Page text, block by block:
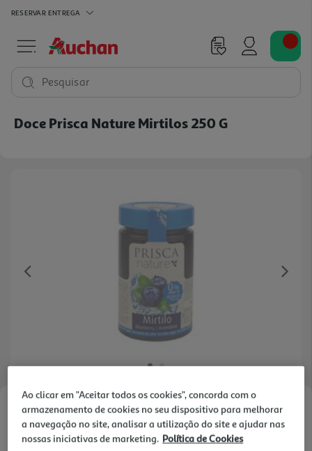
RESERVAR ENTREGA
Pesquisar
Doce Prisca Nature Mirtilos 250 G
Previous
Faça a sua avaliação
Ref. / EAN:5605466915322
Ao clicar em "Aceitar todos os cookies", concorda com o
armazenamento de cookies no seu dispositivo para melhorar
a navegação no site, analisar a utilização do site e ajudar nas
nossas iniciativas de marketing. Política de Cookies